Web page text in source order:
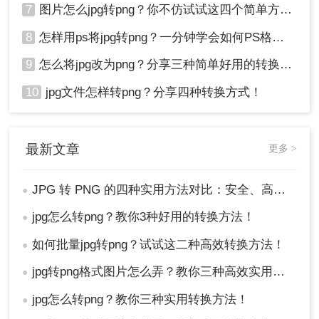
7 图片怎么jpg转png？你不仿试试这四个简单方法！
8 怎样用ps将jpg转png？一分钟学会如何PS格式转换！
9 怎么将jpg改为png？分享三种简单好用的转换方法
10 jpg文件怎样转png？分享四种转换方式！
最新文章 更多 >
● JPG 转 PNG 的四种实用方法对比：安全、高效转换指南！
● jpg怎么转png？教你3种好用的转换方法！
● 如何批量jpg转png？试试这二种高效转换方法！
● jpg转png格式图片怎么弄？教你三种高效实用转换方法！
● jpg怎么转png？教你三种实用转换方法！